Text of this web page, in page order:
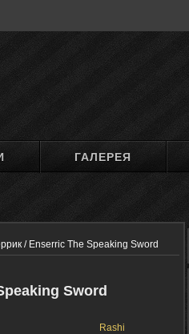
ГАЛЕРЕЯ
/ Enserric The Speaking Sword
Sword
Rashi